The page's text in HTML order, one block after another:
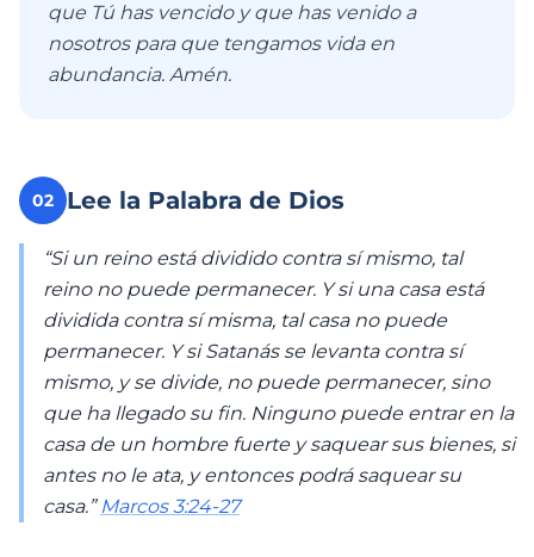
que Tú has vencido y que has venido a
nosotros para que tengamos vida en
abundancia. Amén.
02 Lee la Palabra de Dios
“Si un reino está dividido contra sí mismo, tal
reino no puede permanecer. Y si una casa está
dividida contra sí misma, tal casa no puede
permanecer. Y si Satanás se levanta contra sí
mismo, y se divide, no puede permanecer, sino
que ha llegado su fin. Ninguno puede entrar en la
casa de un hombre fuerte y saquear sus bienes, si
antes no le ata, y entonces podrá saquear su
casa.” Marcos 3:24-27